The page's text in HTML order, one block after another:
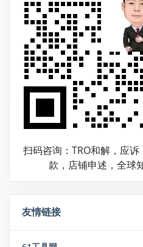
扫码咨询：TRO和解，应
款，店铺申述，全球
友情链接